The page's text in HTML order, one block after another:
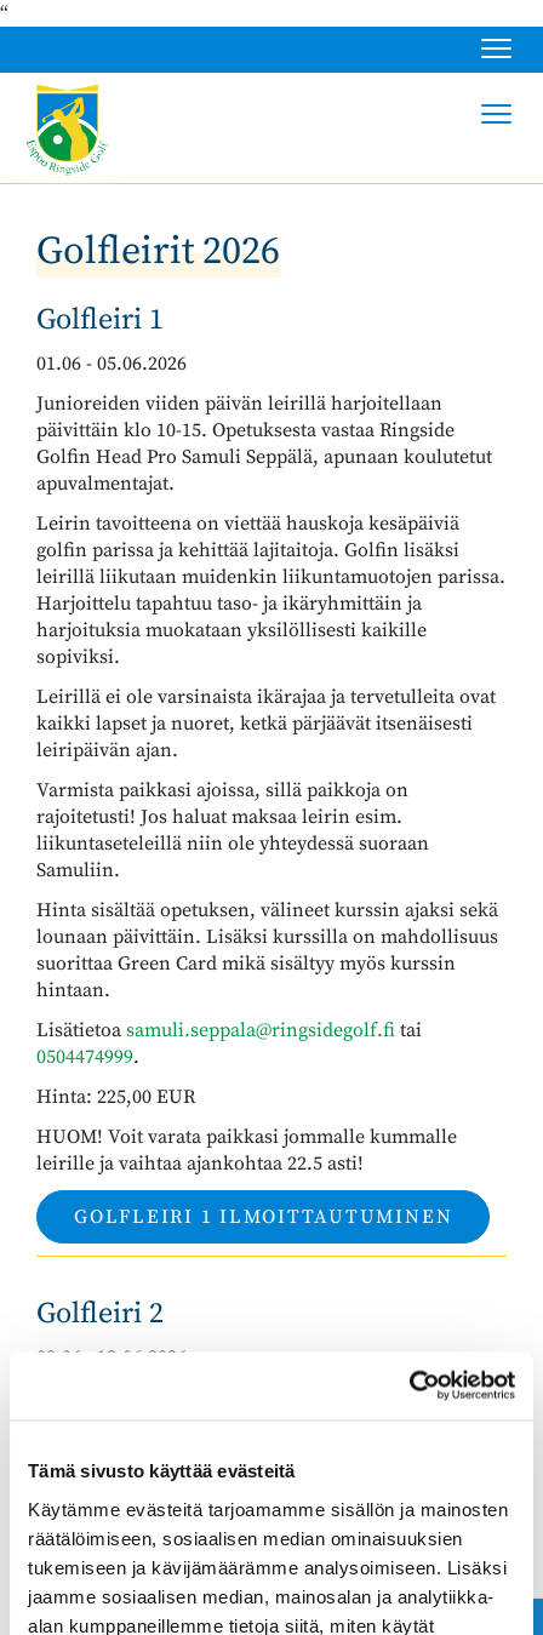
Tämä sivusto käyttää evästeitä
Käytämme evästeitä tarjoamamme sisällön ja mainosten
räätälöimiseen, sosiaalisen median ominaisuuksien
tukemiseen ja kävijämäärämme analysoimiseen. Lisäksi
jaamme sosiaalisen median, mainosalan ja analytiikka-
alan kumppaneillemme tietoja siitä, miten käytät
“
Golfleirit 2026
Golfleiri 1
01.06 - 05.06.2026
Junioreiden viiden päivän leirillä harjoitellaan
päivittäin klo 10-15. Opetuksesta vastaa Ringside
Golfin Head Pro Samuli Seppälä, apunaan koulutetut
apuvalmentajat.
Leirin tavoitteena on viettää hauskoja kesäpäiviä
golfin parissa ja kehittää lajitaitoja. Golfin lisäksi
leirillä liikutaan muidenkin liikuntamuotojen parissa.
Harjoittelu tapahtuu taso- ja ikäryhmittäin ja
harjoituksia muokataan yksilöllisesti kaikille
sopiviksi.
Leirillä ei ole varsinaista ikärajaa ja tervetulleita ovat
kaikki lapset ja nuoret, ketkä pärjäävät itsenäisesti
leiripäivän ajan.
Varmista paikkasi ajoissa, sillä paikkoja on
rajoitetusti! Jos haluat maksaa leirin esim.
liikuntaseteleillä niin ole yhteydessä suoraan
Samuliin.
Hinta sisältää opetuksen, välineet kurssin ajaksi sekä
lounaan päivittäin. Lisäksi kurssilla on mahdollisuus
suorittaa Green Card mikä sisältyy myös kurssin
hintaan.
Lisätietoa samuli.seppala@ringsidegolf.fi tai
0504474999.
Hinta: 225,00 EUR
HUOM! Voit varata paikkasi jommalle kummalle
leirille ja vaihtaa ajankohtaa 22.5 asti!
GOLFLEIRI 1 ILMOITTAUTUMINEN
Golfleiri 2
08.06 - 12.06.2026
Junioreiden viiden päivän leirillä harjoitellaan
apuvalmentajat.
Leirin tavoitteena on viettää hauskoja kesäpäiviä
golfin parissa ja kehittää lajitaitoja. Golfin lisäksi
leirillä liikutaan muidenkin liikuntamuotojen parissa.
Harjoittelu tapahtuu taso- ja ikäryhmittäin ja
harjoituksia muokataan yksilöllisesti kaikille